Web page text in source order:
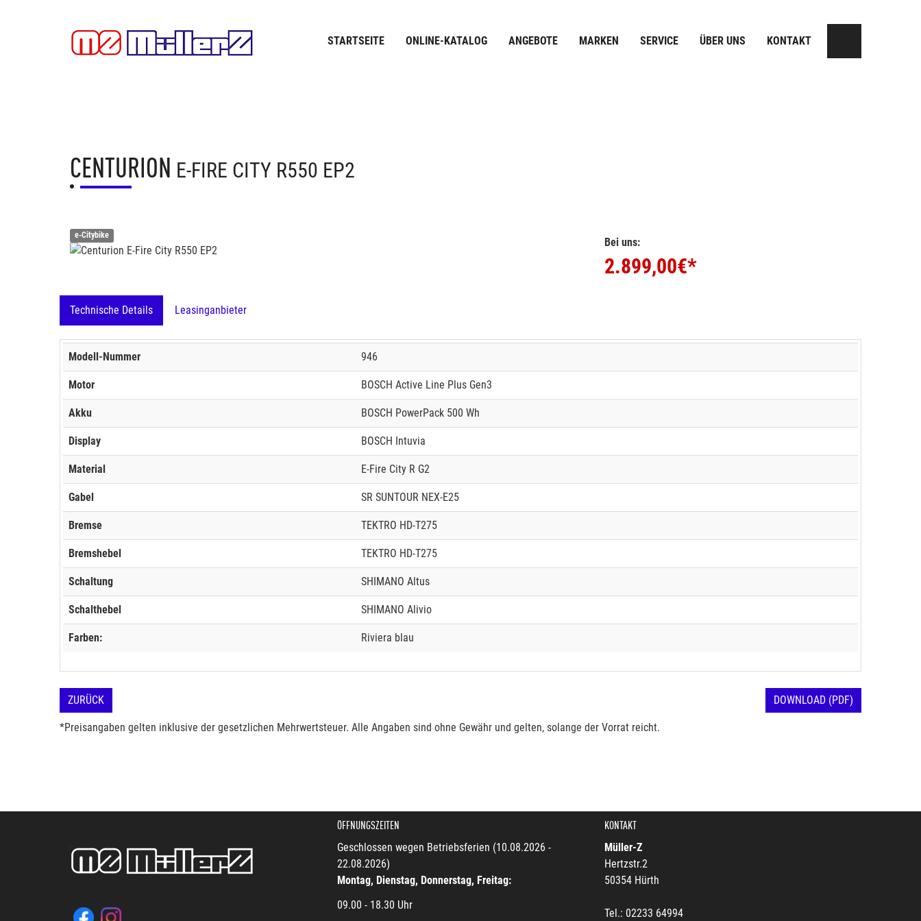
STARTSEITE ONLINE-KATALOG ANGEBOTE MARKEN SERVICE ÜBER UNS KONTAKT
CENTURION E-FIRE CITY R550 EP2
e-Citybike
Bei uns:
2.899,00€*
Technische Details Leasinganbieter
Modell-Nummer 946
Motor BOSCH Active Line Plus Gen3
Akku BOSCH PowerPack 500 Wh
Display BOSCH Intuvia
Material E-Fire City R G2
Gabel SR SUNTOUR NEX-E25
Bremse TEKTRO HD-T275
Bremshebel TEKTRO HD-T275
Schaltung SHIMANO Altus
Schalthebel SHIMANO Alivio
Farben: Riviera blau
ZURÜCK DOWNLOAD (PDF)
*Preisangaben gelten inklusive der gesetzlichen Mehrwertsteuer. Alle Angaben sind ohne Gewähr und gelten, solange der Vorrat reicht.
ÖFFNUNGSZEITEN
Geschlossen wegen Betriebsferien (10.08.2026 -
22.08.2026)
Montag, Dienstag, Donnerstag, Freitag:
09.00 - 18.30 Uhr
KONTAKT
Müller-Z
Hertzstr.2
50354 Hürth
Tel.: 02233 64994